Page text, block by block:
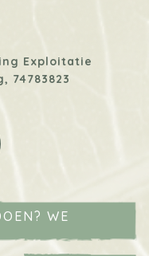
Exploitatie
74783823
WE